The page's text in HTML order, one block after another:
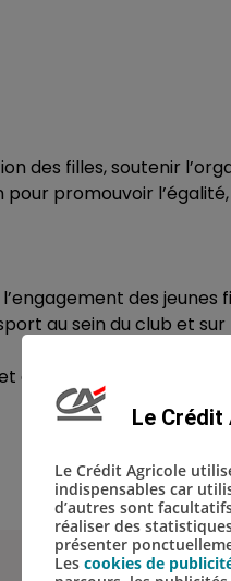
des filles, soutenir
promouvoir l’égalité,
des jeunes
au sein du club et
des événements.
Le
Le Crédit Agricole
indispensables car
d’autres sont
réaliser des
présenter
Les cookies de